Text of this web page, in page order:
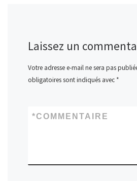
Laissez un
Votre adresse e-mail ne sera pas
obligatoires sont indiqués avec *
COMMENTAIRE
*